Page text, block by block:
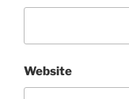
Website